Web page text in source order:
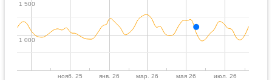
нояб. 25 янв. 26 мар. 26 мая 26 июл. 26
1 000
1 000
1 500
1 500